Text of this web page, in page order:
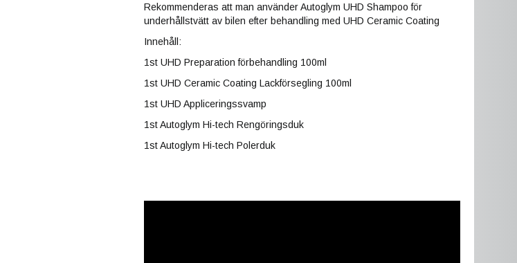
Rekommenderas att man använder Autoglym UHD Shampoo för
underhållstvätt av bilen efter behandling med UHD Ceramic Coating
Innehåll:
1st UHD Preparation förbehandling 100ml
1st UHD Ceramic Coating Lackförsegling 100ml
1st UHD Appliceringssvamp
1st Autoglym Hi-tech Rengöringsduk
1st Autoglym Hi-tech Polerduk